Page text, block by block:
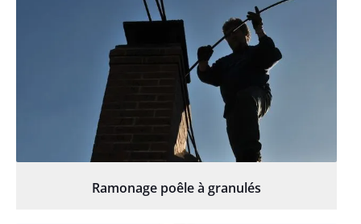
Ramonage poêle à granulés